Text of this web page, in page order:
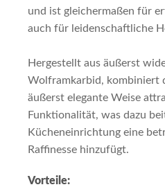
und ist gleichermaßen für
auch für leidenschaftliche
Hergestellt aus äußerst
Wolframkarbid, kombiniert
äußerst elegante Weise
Funktionalität, was dazu
Kücheneinrichtung eine
Raffinesse hinzufügt.
Vorteile: